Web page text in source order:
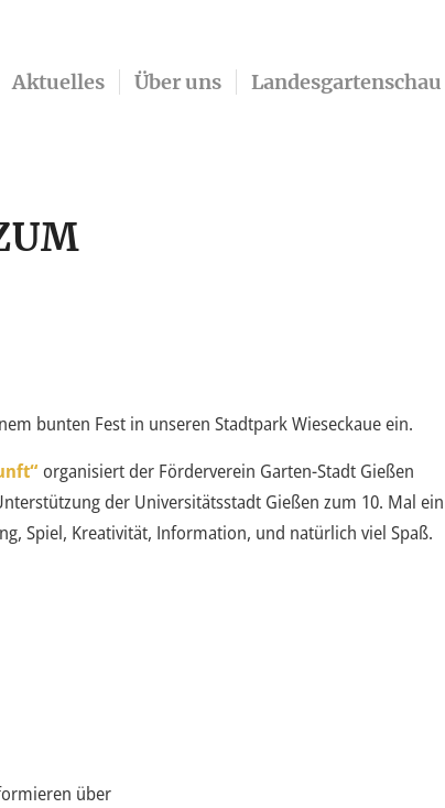
Aktuelles Über uns Landesgartenschau
bunten Fest in unseren Stadtpark Wieseckaue ein.
organisiert der Förderverein Garten-Stadt Gießen
der Universitätsstadt Gießen zum 10. Mal ein
Spiel, Kreativität, Information, und natürlich viel Spaß.
über